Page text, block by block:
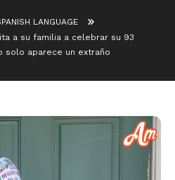
LANGUAGE
a su familia a celebrar su 93
solo aparece un extraño